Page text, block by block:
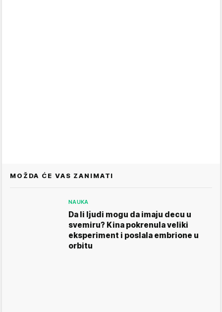
MOŽDA ĆE VAS ZANIMATI
NAUKA
Da li ljudi mogu da imaju decu u
svemiru? Kina pokrenula veliki
eksperiment i poslala embrione u
orbitu